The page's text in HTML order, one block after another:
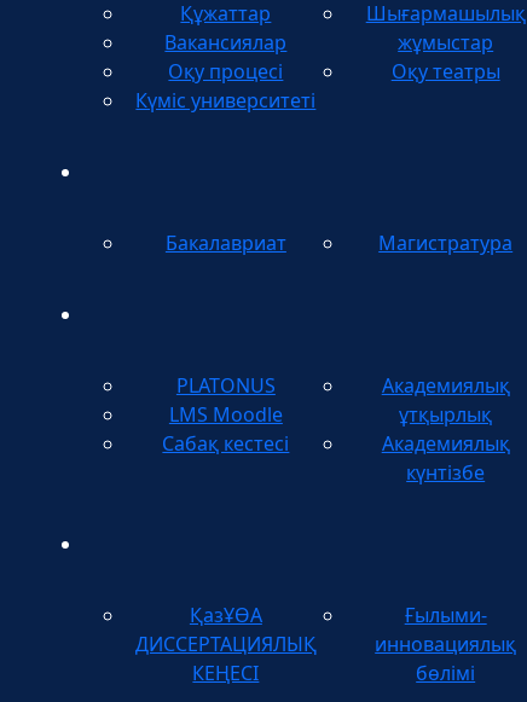
Құжаттар
Вакансиялар
Оқу процесі
Күміс университеті
Шығармашылық
жұмыстар
Оқу театры
Бакалавриат Магистратура
PLATONUS
LMS Moodle
Сабақ кестесі
Академиялық
ұтқырлық
Академиялық
күнтізбе
ҚазҰӨА
ДИССЕРТАЦИЯЛЫҚ
КЕҢЕСІ
Ғылыми-
инновациялық
бөлімі